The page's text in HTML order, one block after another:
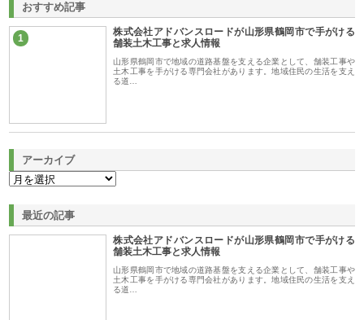
おすすめ記事
1
株式会社アドバンスロードが山形県鶴岡市で手がける
舗装土木工事と求人情報
山形県鶴岡市で地域の道路基盤を支える企業として、舗装工事や
土木工事を手がける専門会社があります。地域住民の生活を支え
る道…
アーカイブ
最近の記事
株式会社アドバンスロードが山形県鶴岡市で手がける
舗装土木工事と求人情報
山形県鶴岡市で地域の道路基盤を支える企業として、舗装工事や
土木工事を手がける専門会社があります。地域住民の生活を支え
る道…